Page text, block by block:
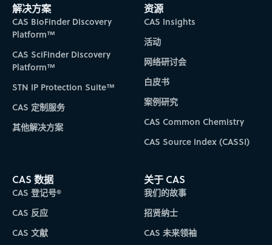
解决方案
CAS BioFinder Discovery
Platform™
CAS SciFinder Discovery
Platform™
STN IP Protection Suite™
CAS 定制服务
其他解决方案
资源
CAS Insights
活动
网络研讨会
白皮书
案例研究
CAS Common Chemistry
CAS Source Index (CASSI)
CAS 数据
CAS 登记号®
CAS 反应
CAS 文献
关于 CAS
我们的故事
招贤纳士
CAS 未来领袖